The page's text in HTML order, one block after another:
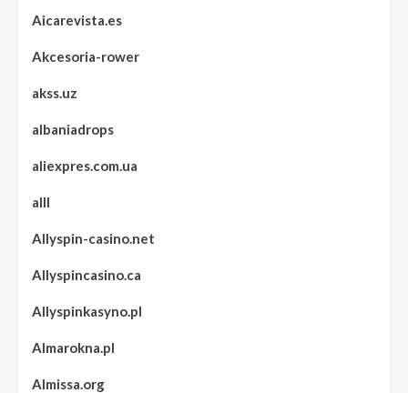
Aicarevista.es
Akcesoria-rower
akss.uz
albaniadrops
aliexpres.com.ua
alll
Allyspin-casino.net
Allyspincasino.ca
Allyspinkasyno.pl
Almarokna.pl
Almissa.org